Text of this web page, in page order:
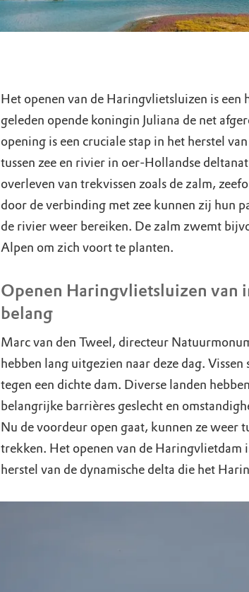
Het openen van de Haringvlietsluizen is
geleden opende koningin Juliana de net
opening is een cruciale stap in het herstel
tussen zee en rivier in oer-Hollandse
overleven van trekvissen zoals de zalm,
door de verbinding met zee kunnen zij hun
de rivier weer bereiken. De zalm zwemt
Alpen om zich voort te planten.
Openen Haringvlietsluizen van
belang
Marc van den Tweel, directeur
hebben lang uitgezien naar deze dag.
tegen een dichte dam. Diverse landen
belangrijke barrières geslecht en
Nu de voordeur open gaat, kunnen ze weer
trekken. Het openen van de Haringvlietdam
herstel van de dynamische delta die het